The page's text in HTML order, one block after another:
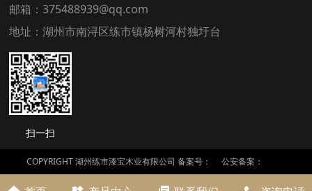
邮箱：375488939@qq.com
地址：湖州市南浔区练市镇杨树河村独圩台
扫一扫
COPYRIGHT 湖州练市漆宝木业有限公司 备案号： 公安备案：